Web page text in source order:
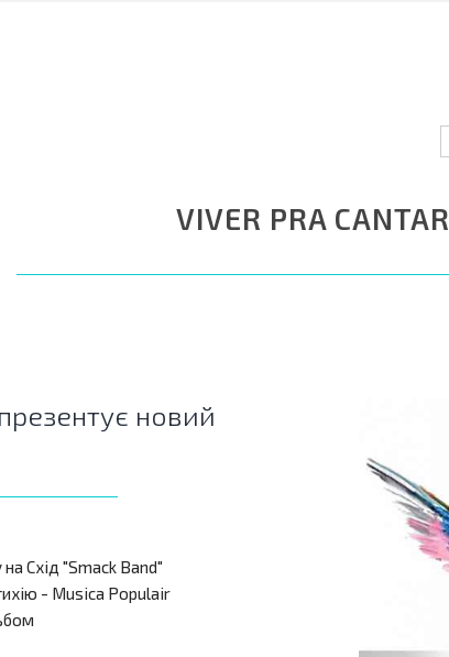
VIVER PRA CANTAR
новий
Схід "Smack Band"
- Musica Populair